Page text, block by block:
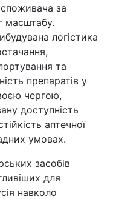
за
масштабу.
логістика
та
препаратів у
чергою,
доступність
аптечної
умовах.
засобів
для
навколо